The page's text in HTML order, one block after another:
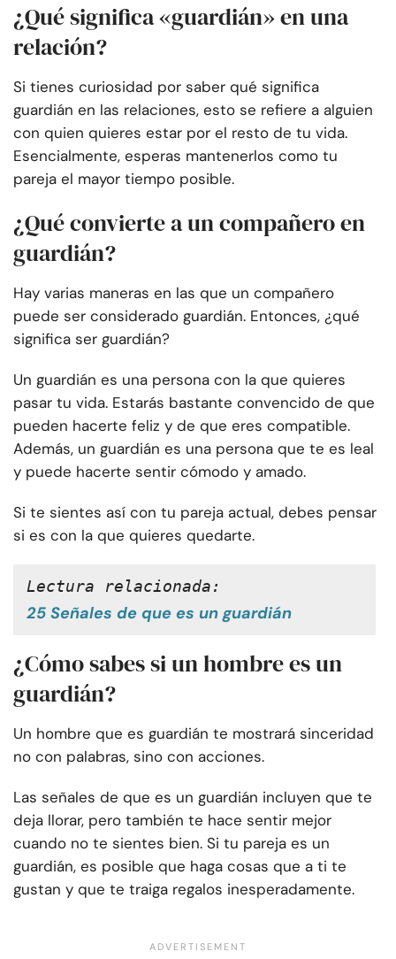
¿Qué significa «guardián» en una
relación?
Si tienes curiosidad por saber qué significa
guardián en las relaciones, esto se refiere a alguien
con quien quieres estar por el resto de tu vida.
Esencialmente, esperas mantenerlos como tu
pareja el mayor tiempo posible.
¿Qué convierte a un compañero en
guardián?
Hay varias maneras en las que un compañero
puede ser considerado guardián. Entonces, ¿qué
significa ser guardián?
Un guardián es una persona con la que quieres
pasar tu vida. Estarás bastante convencido de que
pueden hacerte feliz y de que eres compatible.
Además, un guardián es una persona que te es leal
y puede hacerte sentir cómodo y amado.
Si te sientes así con tu pareja actual, debes pensar
si es con la que quieres quedarte.
Lectura relacionada:
25 Señales de que es un guardián
¿Cómo sabes si un hombre es un
guardián?
Un hombre que es guardián te mostrará sinceridad
no con palabras, sino con acciones.
Las señales de que es un guardián incluyen que te
deja llorar, pero también te hace sentir mejor
cuando no te sientes bien. Si tu pareja es un
guardián, es posible que haga cosas que a ti te
gustan y que te traiga regalos inesperadamente.